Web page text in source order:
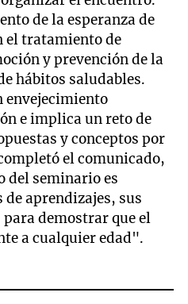
de la esperanza de
el tratamiento de
y prevención de la
hábitos saludables.
envejecimiento
e implica un reto de
y conceptos por
el comunicado,
del seminario es
aprendizajes, sus
demostrar que el
a cualquier edad".